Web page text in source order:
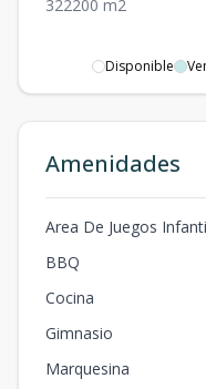
322200 m2
Disponible
Amenidades
Area De Juegos
BBQ
Cocina
Gimnasio
Marquesina